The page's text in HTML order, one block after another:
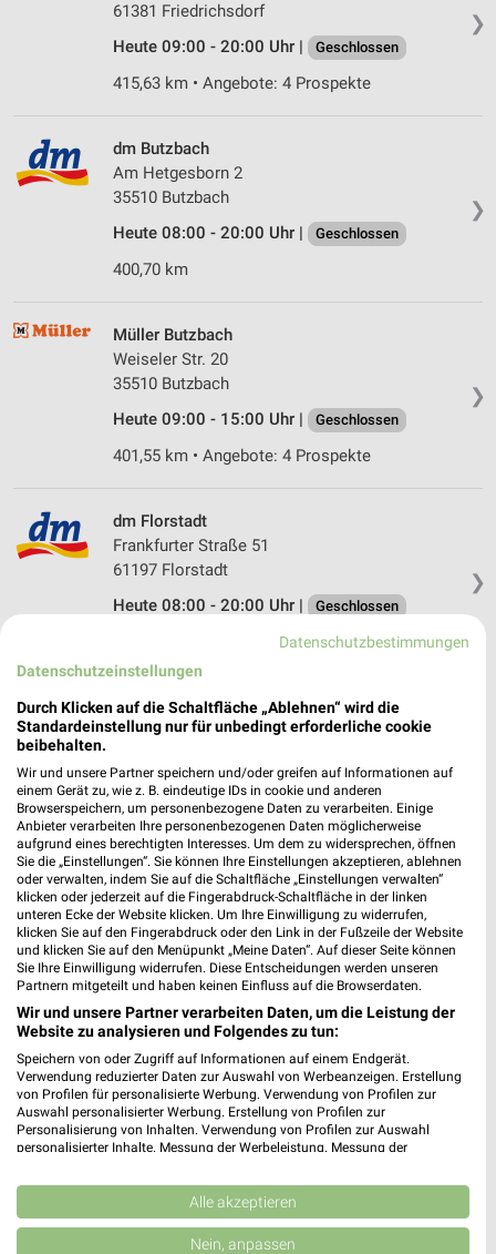
❯
61381 Friedrichsdorf
Heute 09:00 - 20:00 Uhr |
Geschlossen
415,63 km • Angebote: 4 Prospekte
❯
dm Butzbach
Am Hetgesborn 2
35510 Butzbach
Heute 08:00 - 20:00 Uhr |
Geschlossen
400,70 km
❯
Müller Butzbach
Weiseler Str. 20
35510 Butzbach
Heute 09:00 - 15:00 Uhr |
Geschlossen
401,55 km • Angebote: 4 Prospekte
❯
dm Florstadt
Frankfurter Straße 51
61197 Florstadt
Heute 08:00 - 20:00 Uhr |
Geschlossen
Rossmann Bad Vilbel
Dortelweiler Platz 2
Heute 09:00 - 19:00 Uhr | Geschlossen
413,15 km • Angebote: 2 Prospekte
dm Nidderau
Gehrener Ring 3
61130 Nidderau
Heute 08:00 - 20:00 Uhr | Geschlossen
404,72 km
Müller Bad Homburg
Louisenstr. 80 - 82
61348 Bad Homburg
418,67 km • Angebote: 4 Prospekte
Datenschutzbestimmungen
Datenschutzeinstellungen
Durch Klicken auf die Schaltfläche „Ablehnen“ wird die
Standardeinstellung nur für unbedingt erforderliche cookie
beibehalten.
Wir und unsere Partner speichern und/oder greifen auf Informationen auf
einem Gerät zu, wie z. B. eindeutige IDs in cookie und anderen
Browserspeichern, um personenbezogene Daten zu verarbeiten. Einige
Anbieter verarbeiten Ihre personenbezogenen Daten möglicherweise
aufgrund eines berechtigten Interesses. Um dem zu widersprechen, öffnen
Sie die „Einstellungen“. Sie können Ihre Einstellungen akzeptieren, ablehnen
oder verwalten, indem Sie auf die Schaltfläche „Einstellungen verwalten“
klicken oder jederzeit auf die Fingerabdruck-Schaltfläche in der linken
unteren Ecke der Website klicken. Um Ihre Einwilligung zu widerrufen,
klicken Sie auf den Fingerabdruck oder den Link in der Fußzeile der Website
und klicken Sie auf den Menüpunkt „Meine Daten“. Auf dieser Seite können
Sie Ihre Einwilligung widerrufen. Diese Entscheidungen werden unseren
Partnern mitgeteilt und haben keinen Einfluss auf die Browserdaten.
Wir und unsere Partner verarbeiten Daten, um die Leistung der
Website zu analysieren und Folgendes zu tun:
Speichern von oder Zugriff auf Informationen auf einem Endgerät.
Verwendung reduzierter Daten zur Auswahl von Werbeanzeigen. Erstellung
von Profilen für personalisierte Werbung. Verwendung von Profilen zur
Auswahl personalisierter Werbung. Erstellung von Profilen zur
Personalisierung von Inhalten. Verwendung von Profilen zur Auswahl
personalisierter Inhalte. Messung der Werbeleistung. Messung der
Kombinationen von Daten aus verschiedenen Quellen. Entwicklung und
Verbesserung der Angebote. Verwendung reduzierter Daten zur Auswahl
von Inhalten.
Daten können außerhalb der Europäischen Union weitergegeben und in die
Alle akzeptieren
Nein, anpassen